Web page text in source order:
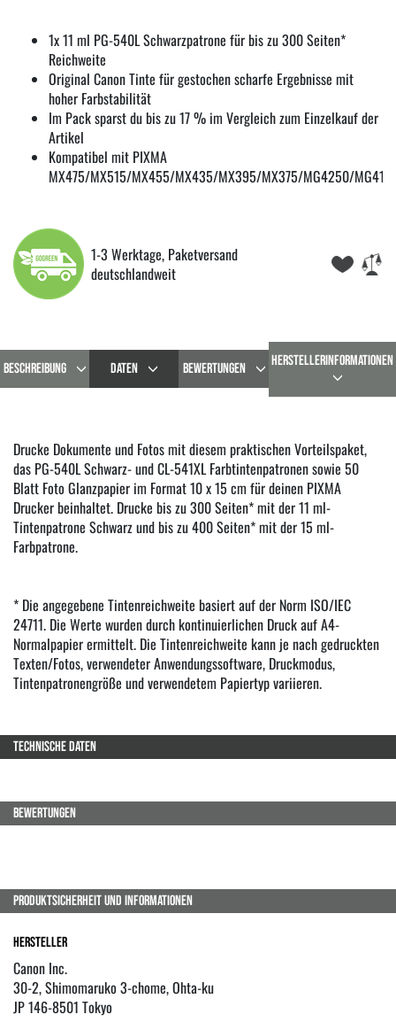
1x 11 ml PG-540L Schwarzpatrone für bis zu 300 Seiten*
Reichweite
Original Canon Tinte für gestochen scharfe Ergebnisse mit
hoher Farbstabilität
Im Pack sparst du bis zu 17 % im Vergleich zum Einzelkauf der
Artikel
Kompatibel mit PIXMA
MX475/MX515/MX455/MX435/MX395/MX375/MG4250/
1-3 Werktage, Paketversand
deutschlandweit
BESCHREIBUNG DATEN BEWERTUNGEN HERSTELLERINFORMATIONEN
Drucke Dokumente und Fotos mit diesem praktischen Vorteilspaket,
das PG-540L Schwarz- und CL-541XL Farbtintenpatronen sowie 50
Blatt Foto Glanzpapier im Format 10 x 15 cm für deinen PIXMA
Drucker beinhaltet. Drucke bis zu 300 Seiten* mit der 11 ml-
Tintenpatrone Schwarz und bis zu 400 Seiten* mit der 15 ml-
Farbpatrone.
* Die angegebene Tintenreichweite basiert auf der Norm ISO/IEC
24711. Die Werte wurden durch kontinuierlichen Druck auf A4-
Normalpapier ermittelt. Die Tintenreichweite kann je nach gedruckten
Texten/Fotos, verwendeter Anwendungssoftware, Druckmodus,
Tintenpatronengröße und verwendetem Papiertyp variieren.
TECHNISCHE DATEN
BEWERTUNGEN
PRODUKTSICHERHEIT UND INFORMATIONEN
Hersteller
Canon Inc.
30-2, Shimomaruko 3-chome, Ohta-ku
JP 146-8501 Tokyo